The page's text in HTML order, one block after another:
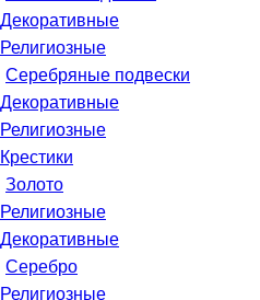
Декоративные
Религиозные
Серебряные подвески
Декоративные
Религиозные
Крестики
Золото
Религиозные
Декоративные
Серебро
Религиозные